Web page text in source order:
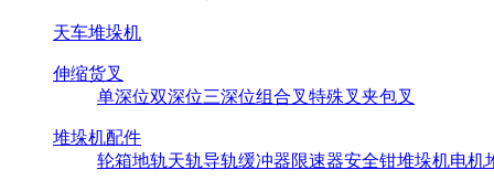
天车堆垛机
伸缩货叉
单深位双深位三深位组合叉 特殊叉 夹包叉
堆垛机配件
轮箱地轨天轨导轨缓冲器限速器安全钳堆垛机电机